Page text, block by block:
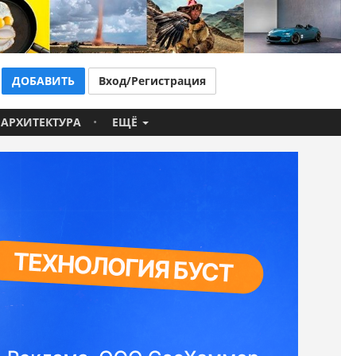
ДОБАВИТЬ Вход/Регистрация
АРХИТЕКТУРА ЕЩЁ